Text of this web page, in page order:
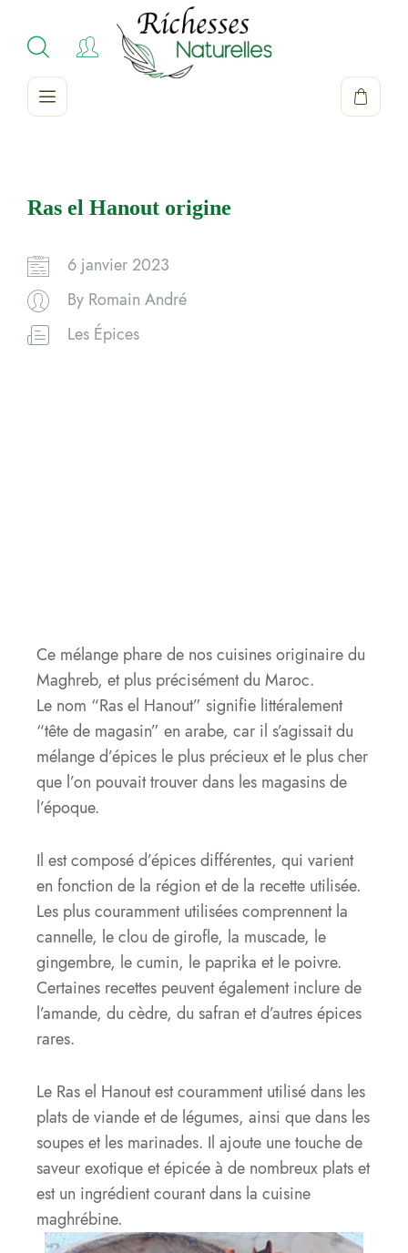
Ras el Hanout origine
6 janvier 2023
By Romain André
Les Épices
Ce mélange phare de nos cuisines originaire du
Maghreb, et plus précisément du Maroc.
Le nom “Ras el Hanout” signifie littéralement
“tête de magasin” en arabe, car il s’agissait du
mélange d’épices le plus précieux et le plus cher
que l’on pouvait trouver dans les magasins de
l’époque.
Il est composé d’épices différentes, qui varient
en fonction de la région et de la recette utilisée.
Les plus couramment utilisées comprennent la
cannelle, le clou de girofle, la muscade, le
gingembre, le cumin, le paprika et le poivre.
Certaines recettes peuvent également inclure de
l’amande, du cèdre, du safran et d’autres épices
rares.
Le Ras el Hanout est couramment utilisé dans les
plats de viande et de légumes, ainsi que dans les
soupes et les marinades. Il ajoute une touche de
saveur exotique et épicée à de nombreux plats et
est un ingrédient courant dans la cuisine
maghrébine.